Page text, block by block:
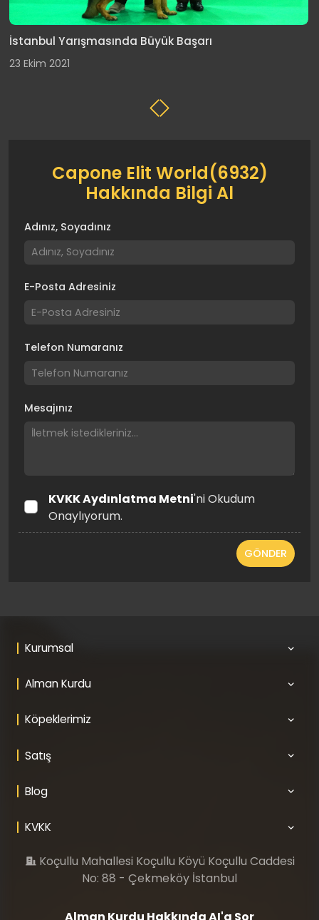
Genç Türkiye Şampiyonu Evan Elite World
09 Şubat 2023
Capone Elit World(6932)
Hakkında Bilgi Al
Adınız, Soyadınız
E-Posta Adresiniz
Telefon Numaranız
Mesajınız
KVKK Aydınlatma Metni'ni Okudum
Onaylıyorum.
GÖNDER
Kurumsal
Alman Kurdu
Köpeklerimiz
Satış
Blog
KVKK
Koçullu Mahallesi Koçullu Köyü Koçullu Caddesi
No: 88 - Çekmeköy İstanbul